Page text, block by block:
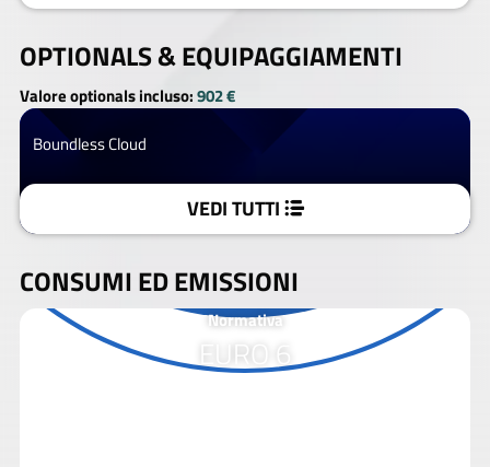
OPTIONALS &EQUIPAGGIAMENTI
Valore optionals incluso:902 €
Boundless Cloud
VEDI TUTTI
CONSUMI ED EMISSIONI
Normativa
EURO 6